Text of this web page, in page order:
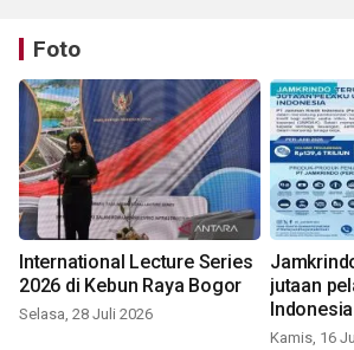
Foto
International Lecture Series
2026 di Kebun Raya Bogor
Selasa, 28 Juli 2026
jutaan
Indonesia
Kamis, 16